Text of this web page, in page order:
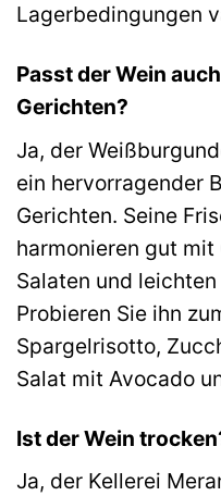
Lagerbedingungen
Passt der Wein
Gerichten?
Ja, der
ein hervorragender
Gerichten. Seine
harmonieren gut
Salaten und
Probieren Sie ihn
Spargelrisotto,
Salat mit Avocado
Ist der Wein
Ja, der Kellerei